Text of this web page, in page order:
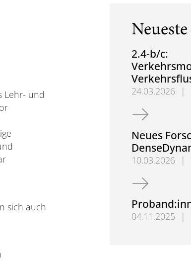
Lehr- und
sich auch
2.4-b/c:
24.03.2026 |
2.4-b/c:
Neues
10.03.2026 |
Neues
04.11.2025 |